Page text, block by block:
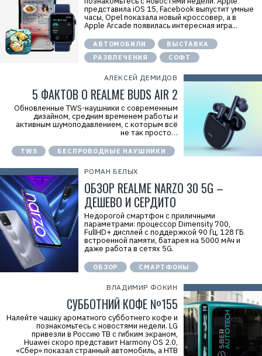
представила iOS 15, Facebook выпустит умные
часы, Opel показала новый кроссовер, а в
Apple Arcade появилась интересная игра...
АВТОМОБИЛИ
ВЫСТАВКА
РАЗВЛЕЧЕНИЯ
СОФТ
АЛЕКСЕЙ ДЕМИДОВ
5 ФАКТОВ О REALME BUDS AIR 2
Обновленные TWS-наушники с современным
дизайном, средним временем работы и
активным шумоподавлением, с которым всё
не так просто…
TWS БЕСПРОВОДНЫЕ НАУШНИКИ
РОМАН БЕЛЫХ
ОБЗОР REALME NARZO 30 5G –
ДЕШЕВО И СЕРДИТО
Недорогой смартфон с приличными
параметрами: процессор Dimensity 700,
FullHD+ дисплей с поддержкой 90 Гц, 128 ГБ
встроенной памяти, батарея на 5000 мАч и
даже работа в сетях 5G.
ОБЗОР СМАРТФОНЫ
ВЛАДИМИР ФОКИН
СУББОТНИЙ КОФЕ №155
Налейте чашку ароматного субботнего кофе и
познакомьтесь с новостями недели. LG
привезли в Россию ТВ с гибким экраном,
Huawei скоро представит Harmony OS 2.0,
«Сбер» показал странный автомобиль, а НТВ